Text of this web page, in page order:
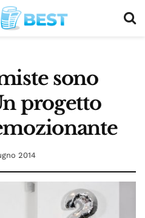
sono
progetto
2014